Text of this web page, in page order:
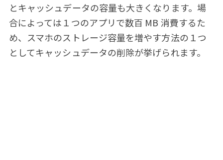
とキャッシュデータの容量も大きくなります。場
合によっては１つのアプリで数百 MB 消費するた
め、スマホのストレージ容量を増やす方法の１つ
としてキャッシュデータの削除が挙げられます。